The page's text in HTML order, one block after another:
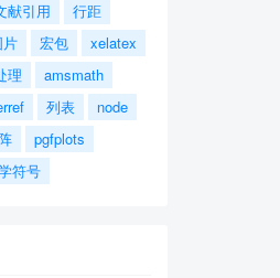
献引用
行距
片 宏包
xelatex
理
amsmath
列表
node
pgfplots
符号